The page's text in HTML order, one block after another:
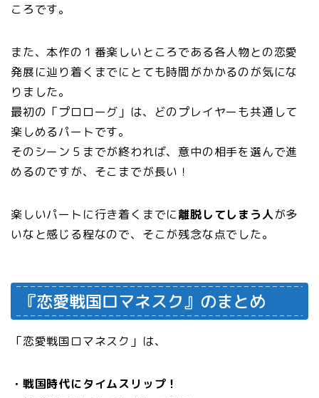
ころです。
また、本作の１番楽しいところである各人物との恋愛
発展に辿り着くまでにとても時間がかかるのが気にな
りました。
最初の「プロローグ」は、どのプレイヤーも共通して
楽しめるパートです。
そのシーン５までが終われば、意中の相手を選んで進
めるのですが、そこまでが長い！
楽しいパートに行き着くまでに離脱してしまう人が多
いなと感じる程なので、そこが残念な点でした。
『恋愛戦国ロマネスク』のまとめ
「恋愛戦国ロマネスク」は、
・戦国時代にタイムスリップ！